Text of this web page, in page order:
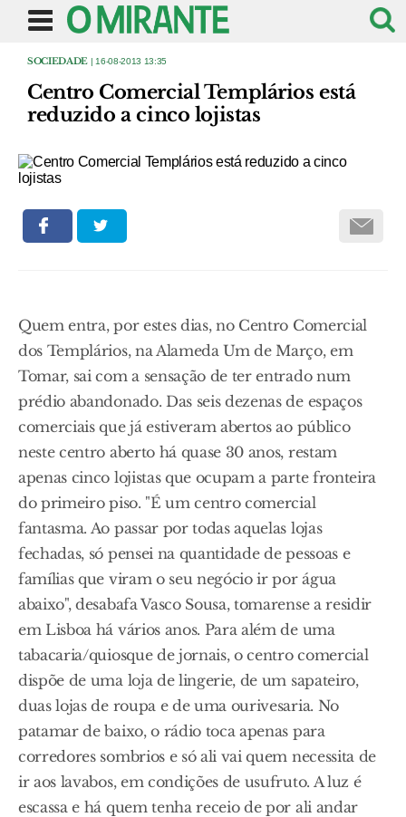
SOCIEDADE | 16-08-2013 13:35
Centro Comercial Templários está
reduzido a cinco lojistas
Quem entra, por estes dias, no Centro Comercial
dos Templários, na Alameda Um de Março, em
Tomar, sai com a sensação de ter entrado num
prédio abandonado. Das seis dezenas de espaços
comerciais que já estiveram abertos ao público
neste centro aberto há quase 30 anos, restam
apenas cinco lojistas que ocupam a parte fronteira
do primeiro piso. "É um centro comercial
fantasma. Ao passar por todas aquelas lojas
fechadas, só pensei na quantidade de pessoas e
famílias que viram o seu negócio ir por água
abaixo", desabafa Vasco Sousa, tomarense a residir
em Lisboa há vários anos. Para além de uma
tabacaria/quiosque de jornais, o centro comercial
dispõe de uma loja de lingerie, de um sapateiro,
duas lojas de roupa e de uma ourivesaria. No
patamar de baixo, o rádio toca apenas para
corredores sombrios e só ali vai quem necessita de
ir aos lavabos, em condições de usufruto. A luz é
escassa e há quem tenha receio de por ali andar